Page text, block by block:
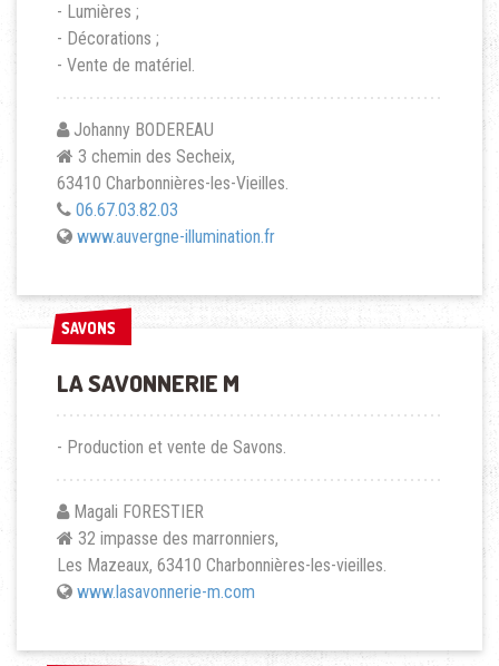
- Lumières ;
- Décorations ;
- Vente de matériel.
Johanny BODEREAU
3 chemin des Secheix,
63410 Charbonnières-les-Vieilles.
06.67.03.82.03
www.auvergne-illumination.fr
SAVONS
SAVONS
LA SAVONNERIE M
- Production et vente de Savons.
Magali FORESTIER
32 impasse des marronniers,
Les Mazeaux, 63410 Charbonnières-les-vieilles.
www.lasavonnerie-m.com